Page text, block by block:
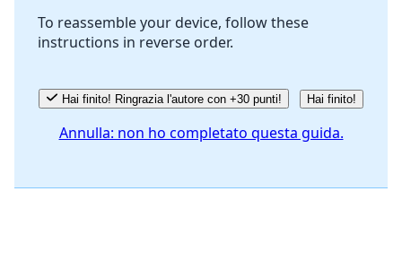
Annulla
To reassemble your device, follow these
instructions in reverse order.
Hai finito! Ringrazia l'autore con +30 punti! Hai finito!
Annulla: non ho completato questa guida.